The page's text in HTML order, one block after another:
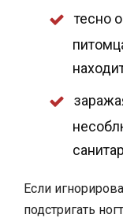
тесно
Если
подстригать